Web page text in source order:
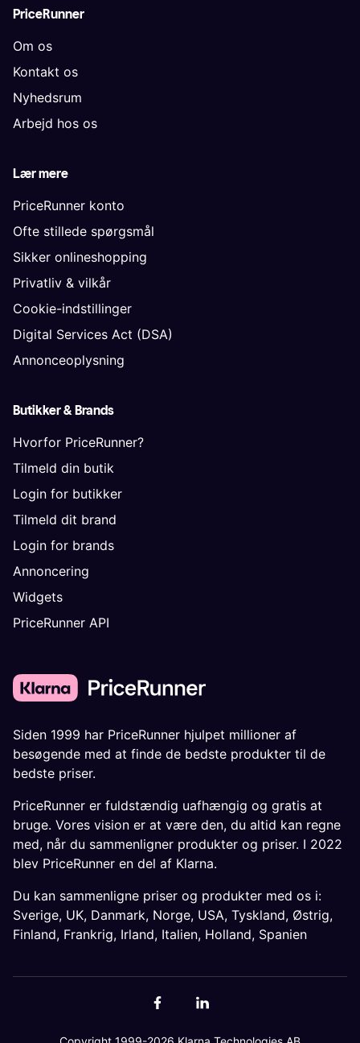
PriceRunner
Om os
Kontakt os
Nyhedsrum
Arbejd hos os
Lær mere
PriceRunner konto
Ofte stillede spørgsmål
Sikker onlineshopping
Privatliv & vilkår
Cookie-indstillinger
Digital Services Act (DSA)
Annonceoplysning
Butikker & Brands
Hvorfor PriceRunner?
Tilmeld din butik
Login for butikker
Tilmeld dit brand
Login for brands
Annoncering
Widgets
PriceRunner API
Siden 1999 har PriceRunner hjulpet millioner af
besøgende med at finde de bedste produkter til de
bedste priser.
PriceRunner er fuldstændig uafhængig og gratis at
bruge. Vores vision er at være den, du altid kan regne
med, når du sammenligner produkter og priser. I 2022
blev PriceRunner en del af Klarna.
Du kan sammenligne priser og produkter med os i:
Sverige, UK, Danmark, Norge, USA, Tyskland, Østrig,
Finland, Frankrig, Irland, Italien, Holland, Spanien